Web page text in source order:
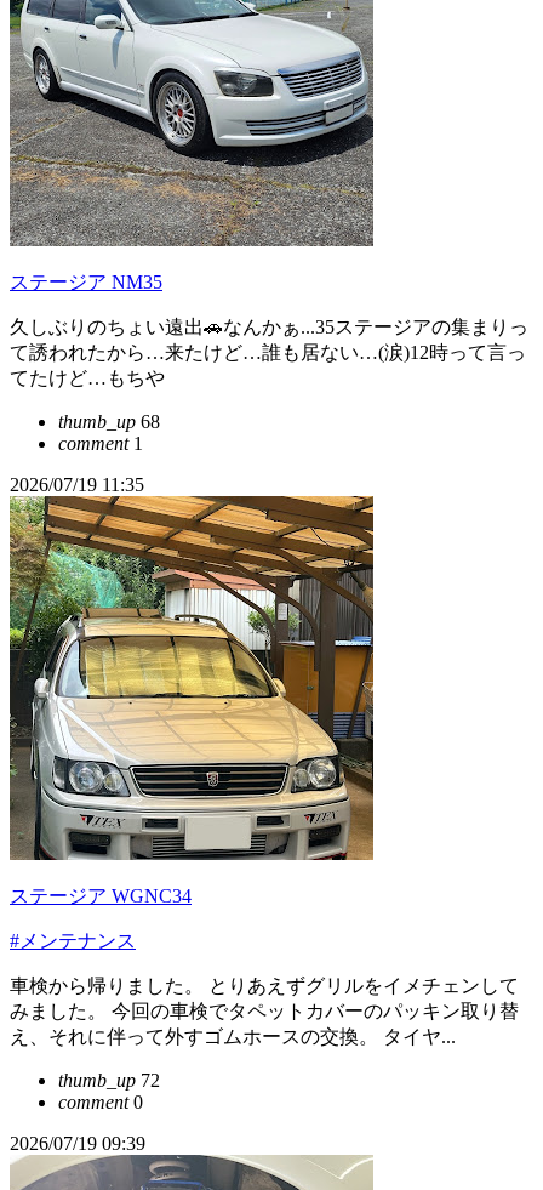
ステージア NM35
久しぶりのちょい遠出🚗なんかぁ...35ステージアの集まりっ
て誘われたから…来たけど…誰も居ない…(涙)12時って言っ
てたけど…もちや
thumb_up 68
comment1
2026/07/19 11:35
ステージア WGNC34
#メンテナンス
車検から帰りました。 とりあえずグリルをイメチェンして
みました。 今回の車検でタペットカバーのパッキン取り替
え、それに伴って外すゴムホースの交換。 タイヤ...
thumb_up 72
comment0
2026/07/19 09:39